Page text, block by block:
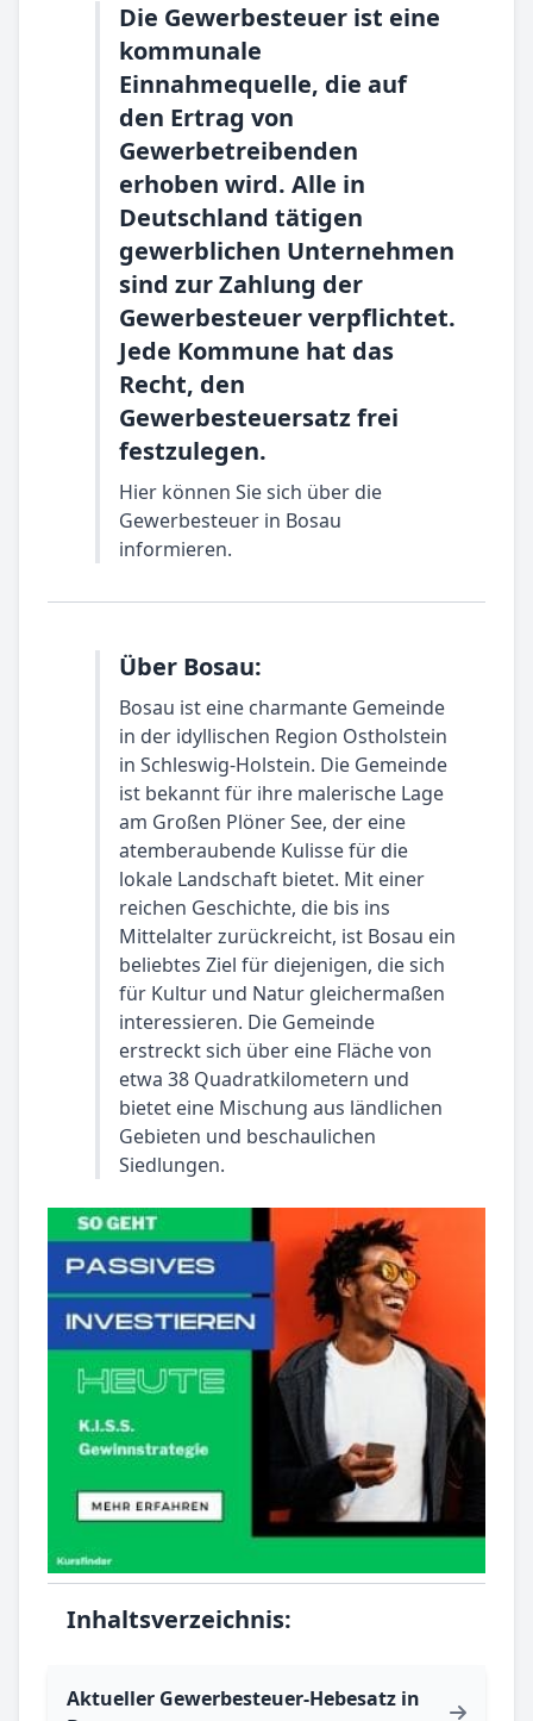
Die Gewerbesteuer ist eine
kommunale
Einnahmequelle, die auf
den Ertrag von
Gewerbetreibenden
erhoben wird. Alle in
Deutschland tätigen
gewerblichen Unternehmen
sind zur Zahlung der
Gewerbesteuer verpflichtet.
Jede Kommune hat das
Recht, den
Gewerbesteuersatz frei
festzulegen.
Hier können Sie sich über die
Gewerbesteuer in Bosau
informieren.
Über Bosau:
Bosau ist eine charmante Gemeinde
in der idyllischen Region Ostholstein
in Schleswig-Holstein. Die Gemeinde
ist bekannt für ihre malerische Lage
am Großen Plöner See, der eine
atemberaubende Kulisse für die
lokale Landschaft bietet. Mit einer
reichen Geschichte, die bis ins
Mittelalter zurückreicht, ist Bosau ein
beliebtes Ziel für diejenigen, die sich
für Kultur und Natur gleichermaßen
interessieren. Die Gemeinde
erstreckt sich über eine Fläche von
etwa 38 Quadratkilometern und
bietet eine Mischung aus ländlichen
Gebieten und beschaulichen
Siedlungen.
Inhaltsverzeichnis:
Aktueller Gewerbesteuer-Hebesatz in